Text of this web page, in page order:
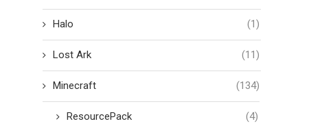
Halo (1)
Lost Ark (11)
Minecraft (134)
ResourcePack (4)